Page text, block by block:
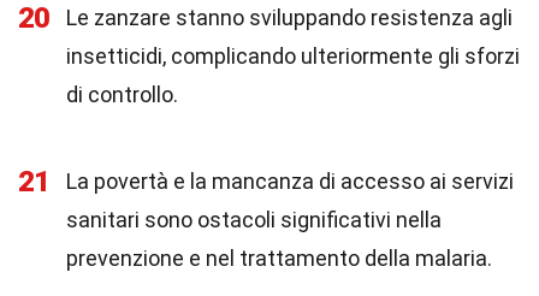
20
Le zanzare stanno sviluppando resistenza agli
insetticidi, complicando ulteriormente gli sforzi
di controllo.
21
La povertà e la mancanza di accesso ai servizi
sanitari sono ostacoli significativi nella
prevenzione e nel trattamento della malaria.